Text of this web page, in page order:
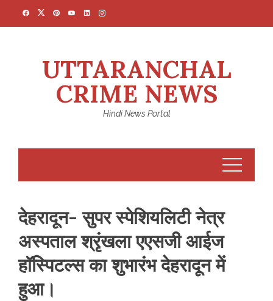
UTTARANCHAL
CRIME NEWS
Hindi News Portal
देहरादून- सुपर स्पेशियलिटी नेत्र
अस्पताल श्रृंखला एएसजी आईज
हॉस्पिटल्स का शुभारंभ देहरादून में
हुआ।